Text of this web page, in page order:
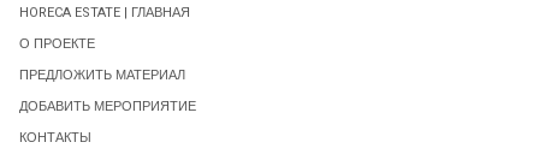
HORECA ESTATE | ГЛАВНАЯ
О ПРОЕКТЕ
ПРЕДЛОЖИТЬ МАТЕРИАЛ
ДОБАВИТЬ МЕРОПРИЯТИЕ
КОНТАКТЫ